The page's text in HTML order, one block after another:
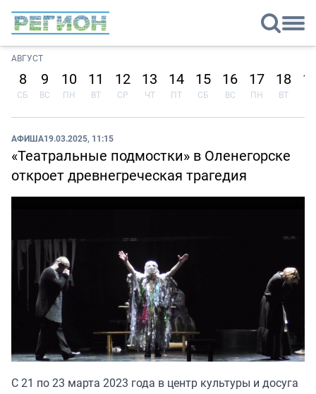
АВГУСТ
8
СБ
9
ВС
10
ПН
11
ВТ
12
СР
13
ЧТ
14
ПТ
15
СБ
16
ВС
17
ПН
18
ВТ
АФИША19.03.2025, 11:15
«Театральные подмостки» в Оленегорске
откроет древнегреческая трагедия
С 21 по 23 марта 2023 года в центр культуры и досуга